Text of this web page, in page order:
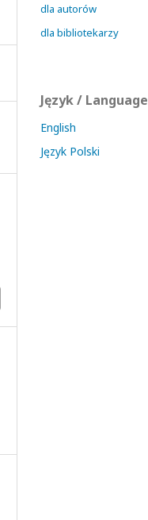
dla autorów
dla bibliotekarzy
Język / Language
English
Język Polski